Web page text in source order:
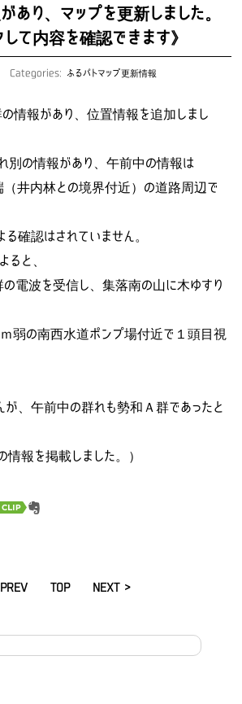
あり、マップを更新しました。
して内容を確認できます》
Categories:ふるパトマップ更新情報
情報があり、位置情報を追加しまし
別の情報があり、午前中の情報は
（井内林との境界付近）の道路周辺で
確認はされていません。
ると、
電波を受信し、集落南の山に木ゆすり
弱の南西水道ポンプ場付近で１頭目視
が、午前中の群れも勢和Ａ群であったと
情報を掲載しました。）
TOP NEXT >